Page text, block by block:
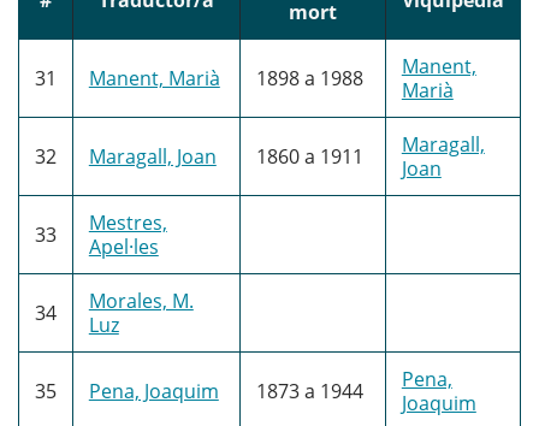
mort
31 Manent, Marià 1898a 1988
Manent,
Marià
32 Maragall, Joan 1860a 1911
Maragall,
Joan
33
Mestres,
Apel·les
34
Morales, M.
Luz
35 Pena, Joaquim 1873a 1944
Pena,
Joaquim